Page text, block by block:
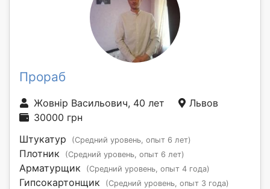
Прораб
Жовнір Васильович, 40 лет
Львов
30000 грн
Штукатур
(Средний уровень, опыт 6 лет)
Плотник (Средний уровень, опыт 6 лет)
Арматурщик (Средний уровень, опыт 4 года)
Гипсокартонщик (Средний уровень, опыт 3 года)